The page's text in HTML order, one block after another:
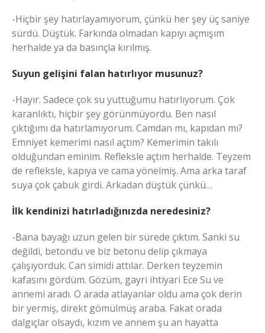
-Hiçbir şey hatırlayamıyorum, çünkü her şey üç saniye
sürdü. Düştük. Farkında olmadan kapıyı açmışım
herhalde ya da basınçla kırılmış.
Suyun gelişini falan hatırlıyor musunuz?
-Hayır. Sadece çok su yuttuğumu hatırlıyorum. Çok
karanlıktı, hiçbir şey görünmüyordu. Ben nasıl
çıktığımı da hatırlamıyorum. Camdan mı, kapıdan mı?
Emniyet kemerimi nasıl açtım? Kemerimin takılı
olduğundan eminim. Refleksle açtım herhalde. Teyzem
de refleksle, kapıya ve cama yönelmiş. Ama arka taraf
suya çok çabuk girdi. Arkadan düştük çünkü…
İlk kendinizi hatırladığınızda neredesiniz?
-Bana bayağı uzun gelen bir sürede çıktım. Sanki su
değildi, betondu ve biz betonu delip çıkmaya
çalışıyorduk. Can simidi attılar. Derken teyzemin
kafasını gördüm. Gözüm, gayri ihtiyari Ece Su ve
annemi aradı. O arada atlayanlar oldu ama çok derin
bir yermiş, direkt gömülmüş araba. Fakat orada
dalgıçlar olsaydı, kızım ve annem şu an hayatta